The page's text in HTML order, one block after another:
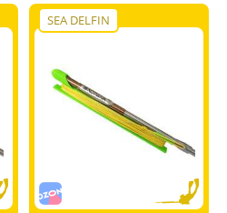
SEA DELFIN